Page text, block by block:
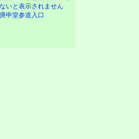
庚申堂参道入口